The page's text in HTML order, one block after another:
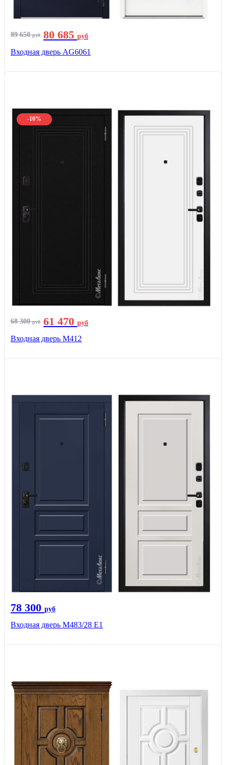
89 650руб 80 685 руб
Входная дверь AG6061
-10%
68 300руб 61 470 руб
Входная дверь М412
78 300 руб
Входная дверь М483/28 Е1